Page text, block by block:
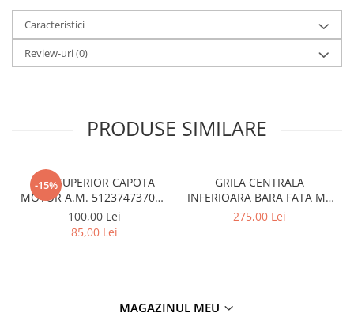
Usa spate
Caracteristici
Review-uri(0)
PRODUSE SIMILARE
-15%
CUI SUPERIOR CAPOTA
MOTOR A.M. 51237473707 -
BMW SERIES 3 (G20/G21)
100,00 Lei
85,00 Lei
GRILA CENTRALA
INFERIOARA BARA FATA M -
MODEL CU ACC - O.E.
275,00 Lei
MAGAZINUL MEU